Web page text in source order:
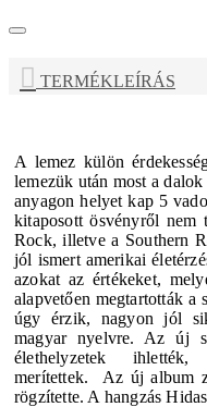
TERMÉKLEÍRÁS
A lemez külön
lemezük után most a
anyagon helyet kap 5
kitaposott ösvényről nem
Rock, illetve a Southern
jól ismert amerikai
azokat az értékeket,
alapvetően megtartották a
úgy érzik, nagyon jól
magyar nyelvre. Az új
élethelyzetek
merítettek. Az új album
rögzítette. A hangzás